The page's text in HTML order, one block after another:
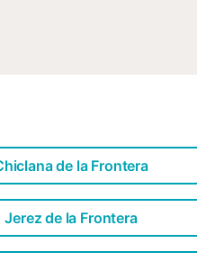
de la Frontera
Jerez de la Frontera